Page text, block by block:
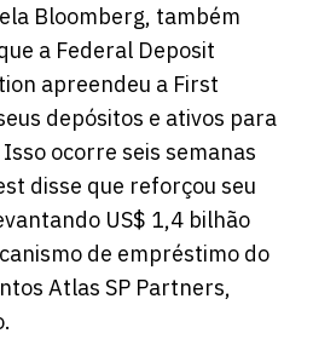
Bloomberg, também
a Federal Deposit
apreendeu a First
depósitos e ativos para
ocorre seis semanas
disse que reforçou seu
US$ 1,4 bilhão
de empréstimo do
Atlas SP Partners,